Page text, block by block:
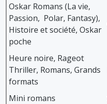
Oskar Romans (La vie,
Passion, Polar, Fantasy),
Histoire et société, Oskar
poche
Heure noire, Rageot
Thriller, Romans, Grands
formats
Mini romans